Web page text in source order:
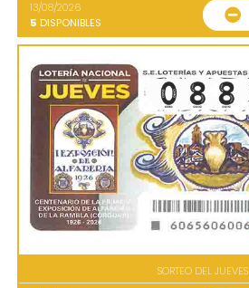
13/08/2026
5 DISPONIBLES
SORTEO DEL JUEVES